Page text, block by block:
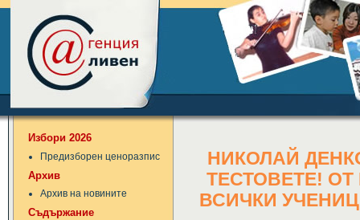
Избори 2026
Предизборен ценоразпис
Архив
Архив на новините
Съдържание
НИКОЛАЙ
ТЕСТОВЕТЕ!
ВСИЧКИ